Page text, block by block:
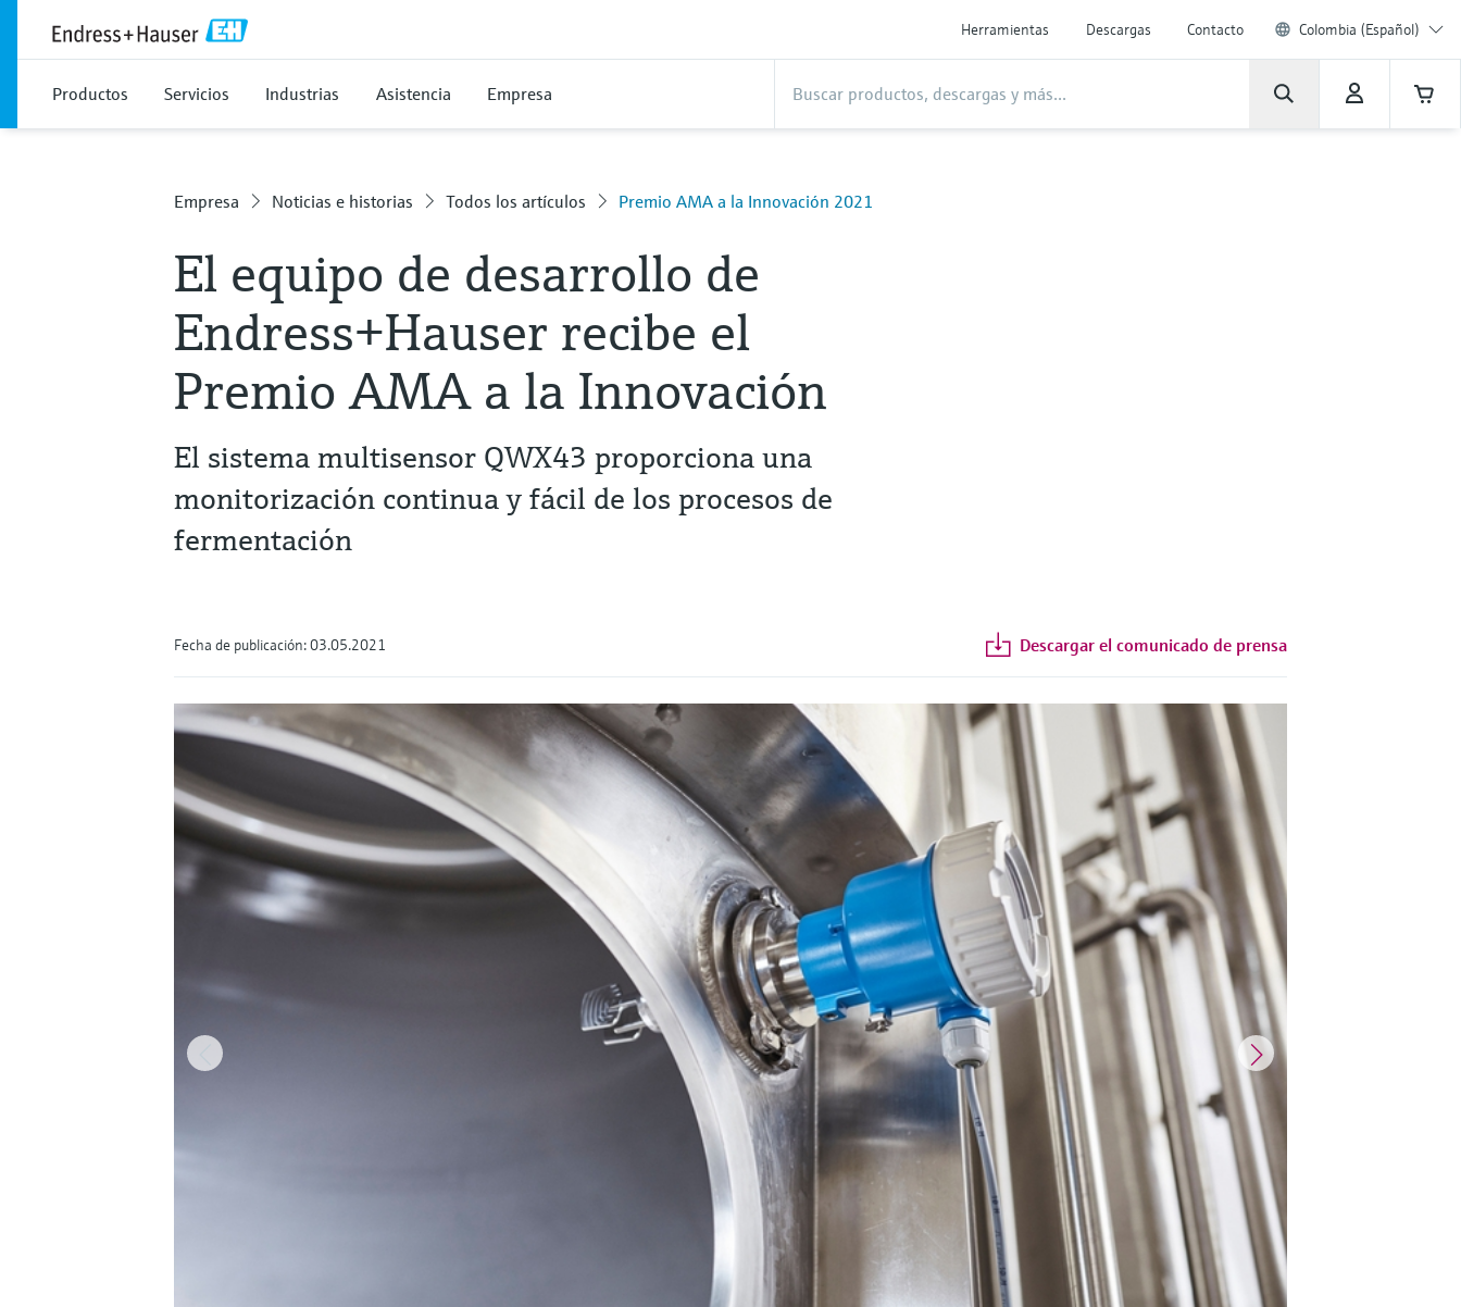
Herramientas Descargas Contacto Colombia (Español)
Productos Servicios Industrias Asistencia Empresa
Empresa Noticias e historias Todos los artículos Premio AMA a la Innovación 2021
El equipo de desarrollo de
Endress+Hauser recibe el
Premio AMA a la Innovación
El sistema multisensor QWX43 proporciona una
monitorización continua y fácil de los procesos de
fermentación
Fecha de publicación: 03.05.2021 Descargar el comunicado de prensa